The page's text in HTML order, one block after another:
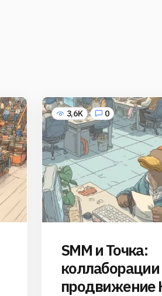
3,6K 0
SMM и Точка:
продвижение